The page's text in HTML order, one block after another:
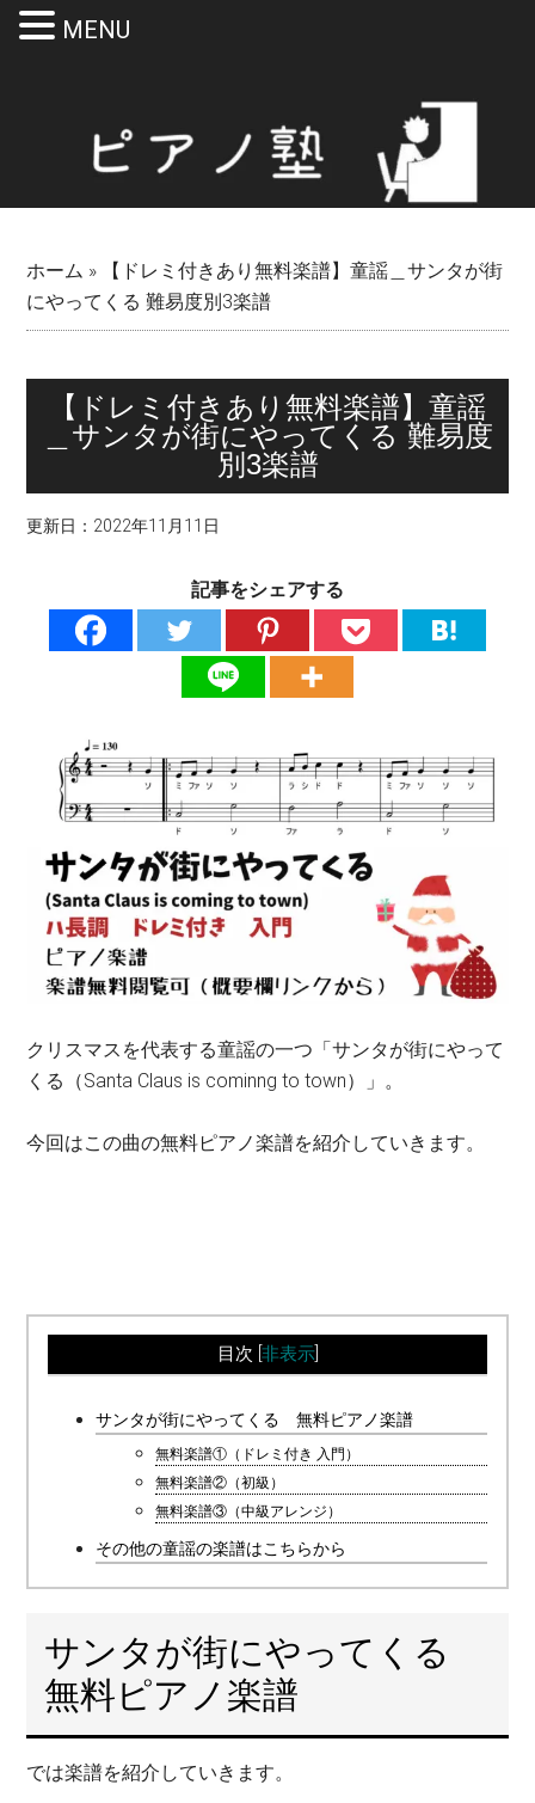
ホーム »
【ドレミ付きあり無料楽譜】童謡＿サンタが街
にやってくる 難易度別3楽譜
【ドレミ付きあり無料楽譜】童謡
＿サンタが街にやってくる 難易度
別3楽譜
更新日： 2022年11月11日
記事をシェアする
クリスマスを代表する童謡の一つ「サンタが街にやって
くる（Santa Claus is cominng to town）」。
今回はこの曲の無料ピアノ楽譜を紹介していきます。
目次 非表示]
サンタが街にやってくる 無料ピアノ楽譜
無料楽譜①（ドレミ付き 入門）
無料楽譜②（初級）
無料楽譜③（中級アレンジ）
その他の童謡の楽譜はこちらから
サンタが街にやってくる
無料ピアノ楽譜
では楽譜を紹介していきます。
MENU